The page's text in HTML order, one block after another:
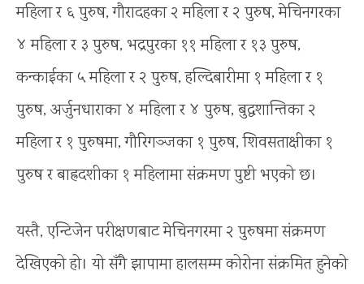
महिला र ६ पुरुष, गौरादहका २ महिला र २ पुरुष, मेचिनगरका
४ महिला र ३ पुरुष, भद्रपुरका ११ महिला र १३ पुरुष,
कन्काईका ५ महिला र २ पुरुष, हल्दिबारीमा १ महिला र १
पुरुष, अर्जुनधाराका ४ महिला र ४ पुरुष, बुद्धशान्तिका २
महिला र १ पुरुषमा, गौरिगञ्जका १ पुरुष, शिवसताक्षीका १
पुरुष र बाह्रदशीका १ महिलामा संक्रमण पुष्टी भएको छ।
यस्तै, एन्टिजेन परीक्षणबाट मेचिनगरमा २ पुरुषमा संक्रमण
देखिएको हो। यो सँगै झापामा हालसम्म कोरोना संक्रमित हुनेको